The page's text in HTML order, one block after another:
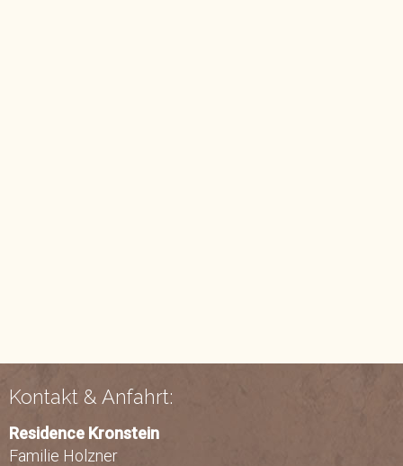
Kontakt & Anfahrt:
Residence Kronstein
Familie Holzner